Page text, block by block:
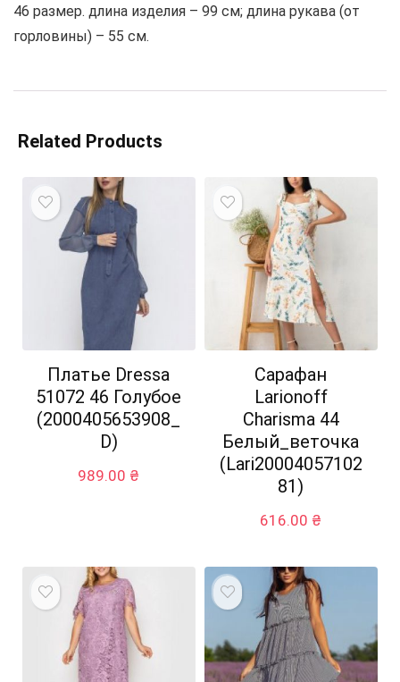
46 размер. длина изделия – 99 см; длина рукава (от
горловины) – 55 см.
Related Products
Платье Dressa
51072 46 Голубое
(2000405653908_
D)
989.00 ₴
Сарафан
Larionoff
Charisma 44
Белый_веточка
(Lari20004057102
81)
616.00 ₴